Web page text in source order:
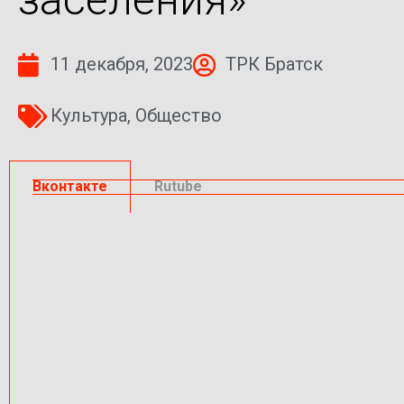
11 декабря, 2023 ТРК Братск
Культура, Общество
Вконтакте Rutube